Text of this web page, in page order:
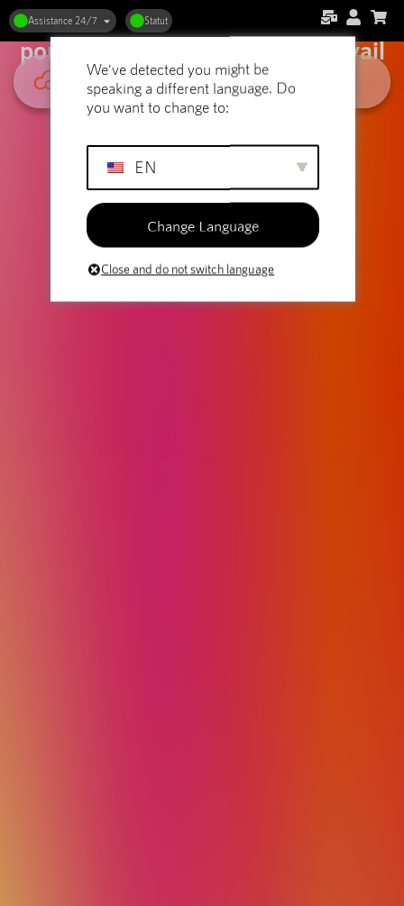
Assistance 24/7 Statut
Hébergement de sites web et de
portfolios : Présentez votre travail
à la perfection
We've detected you might be
speaking a different language. Do
you want to change to:
EN
Change Language
Close and do not switch language